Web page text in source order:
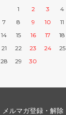
1
2 3 4
7 8 9 10 11
14 15 16 17 18
21 22 23 24 25
28 29 30
メルマガ登録・解除